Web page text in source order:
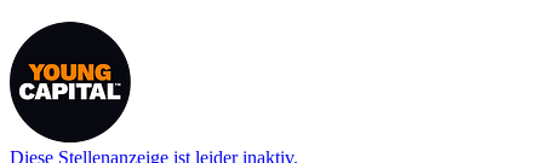
Diese Stellenanzeige ist leider inaktiv.